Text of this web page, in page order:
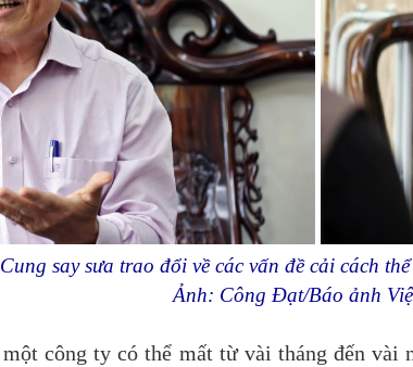
say sưa trao đổi về các vấn đề cải cách
Ảnh: Công Đạt/Báo ảnh
công ty có thể mất từ vài tháng đến